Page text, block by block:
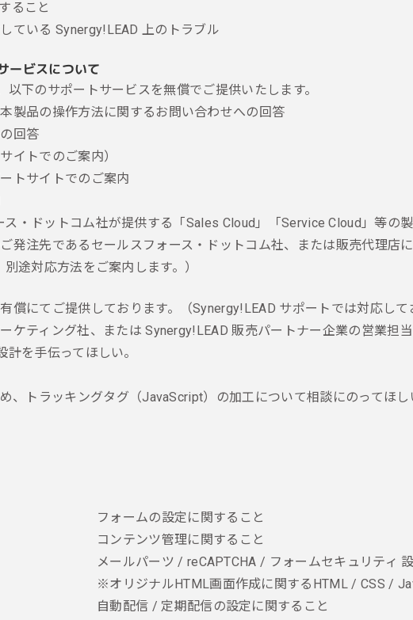
ること
ている Synergy!LEAD 上のトラブル
ービスについて
下のサポートサービスを無償でご提供いたします。
製品の操作方法に関するお問い合わせへの回答
回答
イトでのご案内）
トサイトでのご案内
・ドットコム社が提供する「Sales Cloud」「Service Cloud」等の
注先であるセールスフォース・ドットコム社、または販売代理店
途対応方法をご案内します。）
償にてご提供しております。（Synergy!LEAD サポートでは対応し
ケティング社、または Synergy!LEAD 販売パートナー企業の営業担
を手伝ってほしい。
、トラッキングタグ（JavaScript）の加工について相談にのってほし
フォームの設定に関すること
コンテンツ管理に関すること
メールパーツ / reCAPTCHA / フォームセキュリティ
※オリジナルHTML画面作成に関するHTML / CSS /
自動配信 / 定期配信の設定に関すること